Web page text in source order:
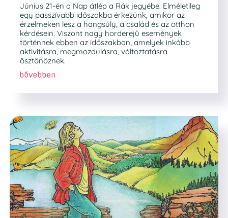
Június 21-én a Nap átlép a Rák jegyébe. Elméletileg
egy passzívabb időszakba érkezünk, amikor az
érzelmeken lesz a hangsúly, a család és az otthon
kérdésein. Viszont nagy horderejű események
történnek ebben az időszakban, amelyek inkább
aktivitásra, megmozdulásra, változtatásra
ösztönöznek.
bővebben